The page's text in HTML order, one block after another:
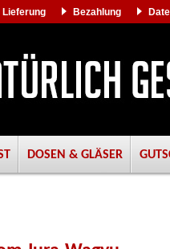
Lieferung Bezahlung
DOSEN & GLÄSER